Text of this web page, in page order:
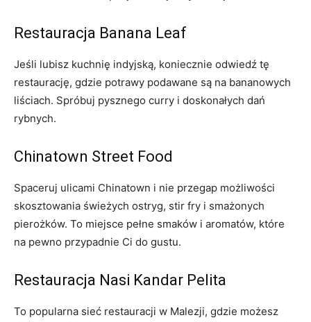
Restauracja Banana Leaf
Jeśli lubisz kuchnię indyjską, koniecznie odwiedź tę
restaurację, gdzie potrawy podawane są na bananowych
liściach. Spróbuj pysznego curry i doskonałych dań
rybnych.
Chinatown Street Food
Spaceruj ulicami Chinatown i nie przegap możliwości
skosztowania świeżych ostryg, stir fry i smażonych
pierożków. To miejsce pełne smaków i aromatów, które
na pewno przypadnie Ci do gustu.
Restauracja Nasi Kandar Pelita
To popularna sieć restauracji w Malezji, gdzie możesz